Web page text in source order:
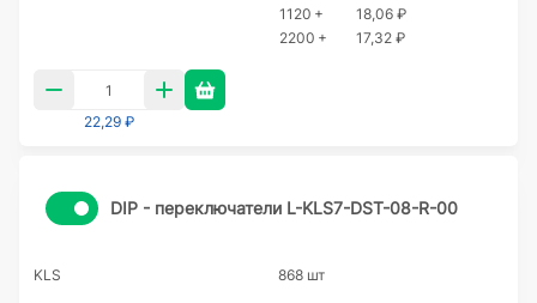
1120 +
18,06 ₽
2200 +
17,32 ₽
22,29 ₽
DIP - переключатели L-KLS7-DST-08-R-00
KLS 868 шт